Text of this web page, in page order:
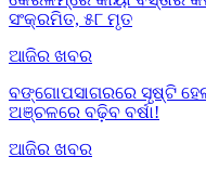
ସଂକ୍ରମିତ, ୫୮ ମୃତ
ଆଜିର ଖବର
ବଙ୍ଗୋପସାଗରରେ ସୃଷ୍ଟି
ଅଞ୍ଚଳରେ ବଢ଼ିବ ବର୍ଷା!
ଆଜିର ଖବର